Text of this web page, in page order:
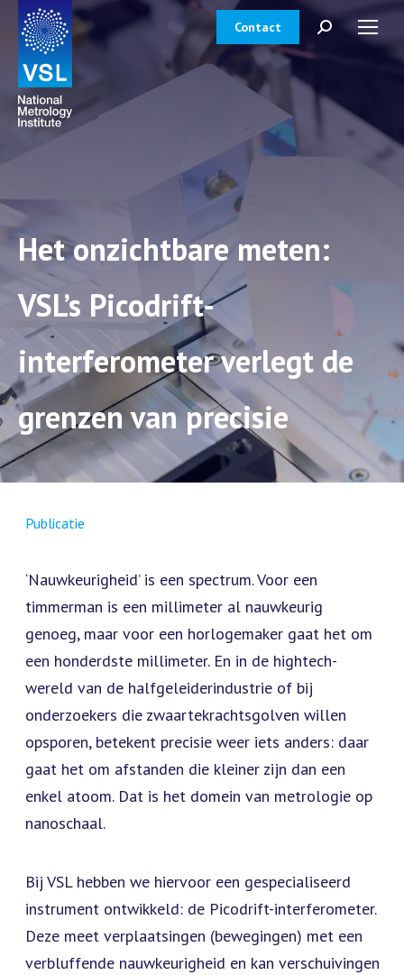
Contact Zoeken:
Het onzichtbare meten:
VSL’s Picodrift-
interferometer verlegt de
grenzen van precisie
Publicatie
‘Nauwkeurigheid’ is een spectrum. Voor een
timmerman is een millimeter al nauwkeurig
genoeg, maar voor een horlogemaker gaat het om
een honderdste millimeter. En in de hightech-
wereld van de halfgeleiderindustrie of bij
onderzoekers die zwaartekrachtsgolven willen
opsporen, betekent precisie weer iets anders: daar
gaat het om afstanden die kleiner zijn dan een
enkel atoom. Dat is het domein van metrologie op
nanoschaal.
Bij VSL hebben we hiervoor een gespecialiseerd
instrument ontwikkeld: de Picodrift-interferometer.
Deze meet verplaatsingen (bewegingen) met een
verbluffende nauwkeurigheid en kan verschuivingen